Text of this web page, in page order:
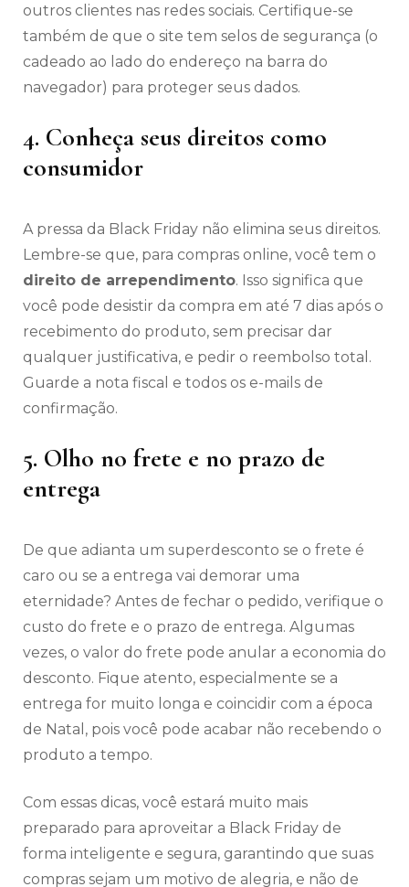
outros clientes nas redes sociais. Certifique-se
também de que o site tem selos de segurança (o
cadeado ao lado do endereço na barra do
navegador) para proteger seus dados.
4. Conheça seus direitos como
consumidor
A pressa da Black Friday não elimina seus direitos.
Lembre-se que, para compras online, você tem o
direito de arrependimento. Isso significa que
você pode desistir da compra em até 7 dias após o
recebimento do produto, sem precisar dar
qualquer justificativa, e pedir o reembolso total.
Guarde a nota fiscal e todos os e-mails de
confirmação.
5. Olho no frete e no prazo de
entrega
De que adianta um superdesconto se o frete é
caro ou se a entrega vai demorar uma
eternidade? Antes de fechar o pedido, verifique o
custo do frete e o prazo de entrega. Algumas
vezes, o valor do frete pode anular a economia do
desconto. Fique atento, especialmente se a
entrega for muito longa e coincidir com a época
de Natal, pois você pode acabar não recebendo o
produto a tempo.
Com essas dicas, você estará muito mais
preparado para aproveitar a Black Friday de
forma inteligente e segura, garantindo que suas
compras sejam um motivo de alegria, e não de